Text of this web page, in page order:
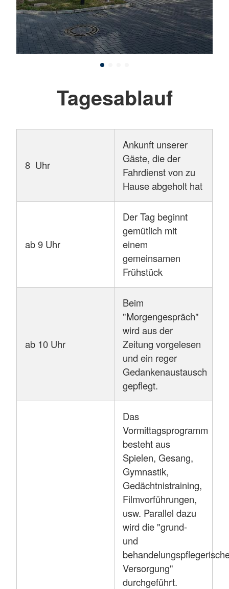
Tagesablauf
8 Uhr
Ankunft unserer
Gäste, die der
Fahrdienst von zu
Hause abgeholt hat
ab 9 Uhr
Der Tag beginnt
gemütlich mit
einem
gemeinsamen
Frühstück
ab 10 Uhr
Beim
"Morgengespräch"
wird aus der
Zeitung vorgelesen
und ein reger
Gedankenaustausch
gepflegt.
Das
Vormittagsprogramm
besteht aus
Spielen, Gesang,
Gymnastik,
Gedächtnistraining,
Filmvorführungen,
usw. Parallel dazu
wird die "grund-
und
Versorgung"
durchgeführt.